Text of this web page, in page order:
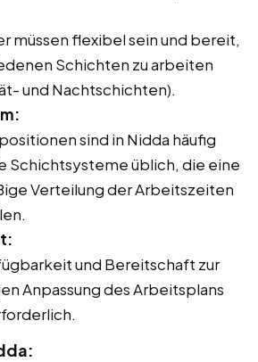
müssen flexibel sein und bereit,
Schichten zu arbeiten
und Nachtschichten).
sind in Nidda häufig
Schichtsysteme üblich, die eine
Verteilung der Arbeitszeiten
und Bereitschaft zur
Anpassung des Arbeitsplans